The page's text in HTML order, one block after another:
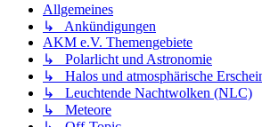
Allgemeines
↳ Ankündigungen
AKM e.V. Themengebiete
↳ Polarlicht und Astronomie
↳ Halos und atmosphärische
↳ Leuchtende Nachtwolken (NLC)
↳ Meteore